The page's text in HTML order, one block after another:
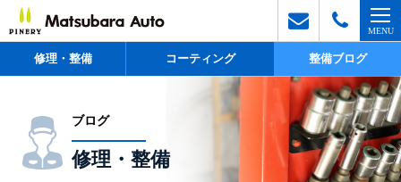
修理・整備 コーティング 整備ブログ
ブログ
修理・整備